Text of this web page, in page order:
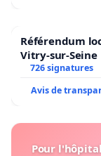
Référendum
Vitry-sur-Seine
726 signatures
Avis de
Pour